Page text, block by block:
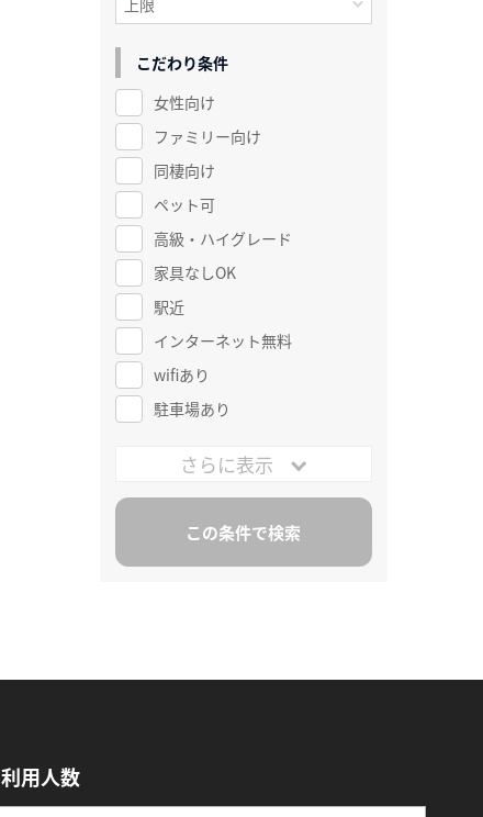
こだわり条件
女性向け
ファミリー向け
同棲向け
ペット可
高級・ハイグレード
家具なしOK
駅近
インターネット無料
wifiあり
駐車場あり
さらに表示
利用人数